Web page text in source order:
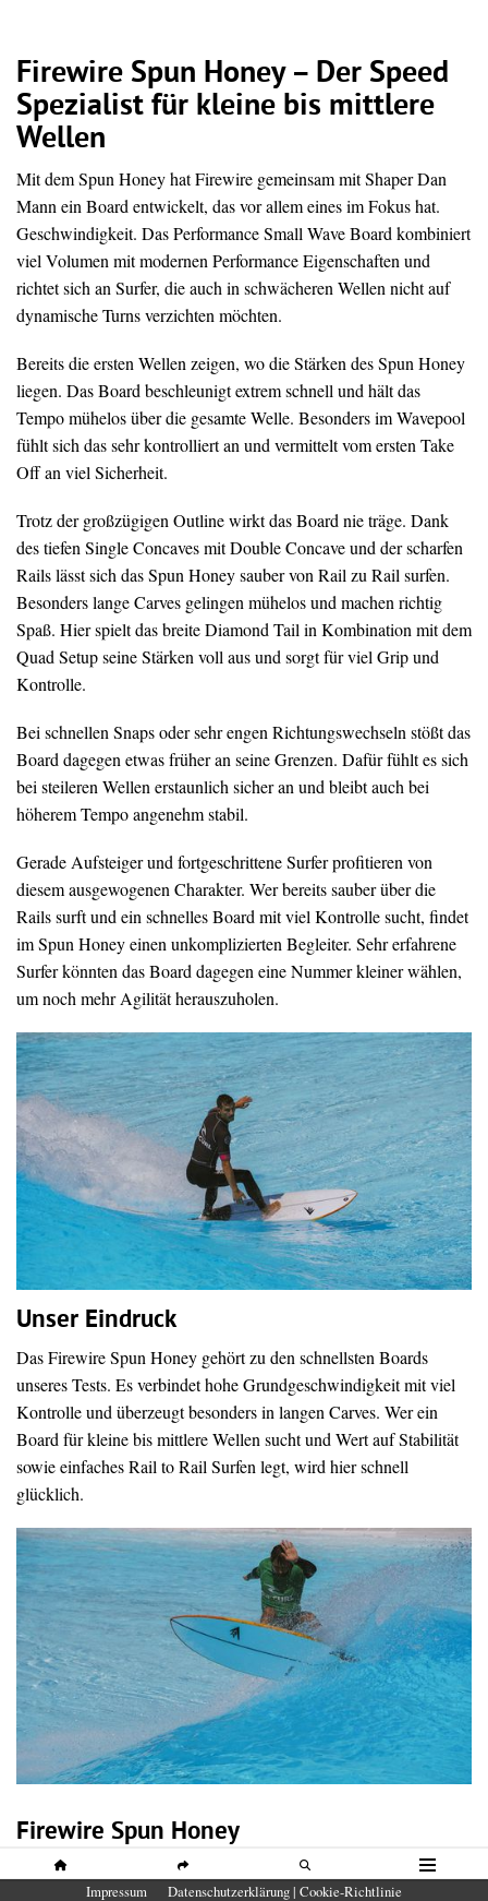
SHARE SUCHE
Firewire Spun Honey – Der Speed
Spezialist für kleine bis mittlere
Wellen
Mit dem Spun Honey hat Firewire gemeinsam mit Shaper Dan
Mann ein Board entwickelt, das vor allem eines im Fokus hat.
Geschwindigkeit. Das Performance Small Wave Board kombiniert
viel Volumen mit modernen Performance Eigenschaften und
richtet sich an Surfer, die auch in schwächeren Wellen nicht auf
dynamische Turns verzichten möchten.
Bereits die ersten Wellen zeigen, wo die Stärken des Spun Honey
liegen. Das Board beschleunigt extrem schnell und hält das
Tempo mühelos über die gesamte Welle. Besonders im Wavepool
fühlt sich das sehr kontrolliert an und vermittelt vom ersten Take
Off an viel Sicherheit.
Trotz der großzügigen Outline wirkt das Board nie träge. Dank
des tiefen Single Concaves mit Double Concave und der scharfen
Rails lässt sich das Spun Honey sauber von Rail zu Rail surfen.
Besonders lange Carves gelingen mühelos und machen richtig
Spaß. Hier spielt das breite Diamond Tail in Kombination mit dem
Quad Setup seine Stärken voll aus und sorgt für viel Grip und
Kontrolle.
Bei schnellen Snaps oder sehr engen Richtungswechseln stößt das
Board dagegen etwas früher an seine Grenzen. Dafür fühlt es sich
bei steileren Wellen erstaunlich sicher an und bleibt auch bei
höherem Tempo angenehm stabil.
Gerade Aufsteiger und fortgeschrittene Surfer profitieren von
diesem ausgewogenen Charakter. Wer bereits sauber über die
Rails surft und ein schnelles Board mit viel Kontrolle sucht, findet
im Spun Honey einen unkomplizierten Begleiter. Sehr erfahrene
Surfer könnten das Board dagegen eine Nummer kleiner wählen,
um noch mehr Agilität herauszuholen.
Unser Eindruck
Das Firewire Spun Honey gehört zu den schnellsten Boards
unseres Tests. Es verbindet hohe Grundgeschwindigkeit mit viel
Kontrolle und überzeugt besonders in langen Carves. Wer ein
Board für kleine bis mittlere Wellen sucht und Wert auf Stabilität
sowie einfaches Rail to Rail Surfen legt, wird hier schnell
glücklich.
Firewire Spun Honey
Impressum Datenschutzerklärung | Cookie-Richtlinie